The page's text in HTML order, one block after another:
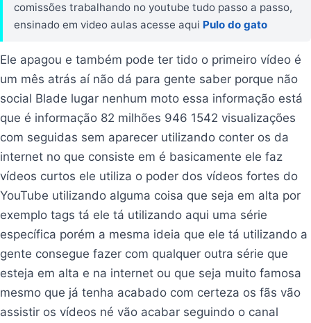
comissões trabalhando no youtube tudo passo a passo,
ensinado em video aulas acesse aqui Pulo do gato
Ele apagou e também pode ter tido o primeiro vídeo é
um mês atrás aí não dá para gente saber porque não
social Blade lugar nenhum moto essa informação está
que é informação 82 milhões 946 1542 visualizações
com seguidas sem aparecer utilizando conter os da
internet no que consiste em é basicamente ele faz
vídeos curtos ele utiliza o poder dos vídeos fortes do
YouTube utilizando alguma coisa que seja em alta por
exemplo tags tá ele tá utilizando aqui uma série
específica porém a mesma ideia que ele tá utilizando a
gente consegue fazer com qualquer outra série que
esteja em alta e na internet ou que seja muito famosa
mesmo que já tenha acabado com certeza os fãs vão
assistir os vídeos né vão acabar seguindo o canal